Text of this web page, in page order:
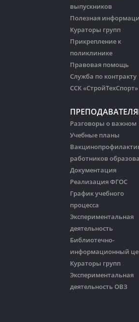
выпускников
Полезная
Кураторы групп
Прикрепление к
поликлинике
Правовая помощь
Служба по контракту
ССК «СтройТехСпорт»
Разговоры о важном
Учебные планы
работников
Документация
Реализация ФГОС
График учебного
процесса
Экспериментальная
деятельность
Библиотечно-
информационный
Кураторы групп
Экспериментальная
деятельность ОВЗ